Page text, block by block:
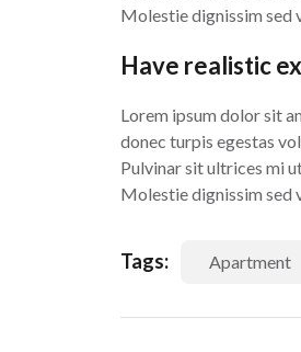
Molestie dignissim sed
Have realistic
Lorem ipsum dolor sit
donec turpis egestas
Pulvinar sit ultrices mi
Molestie dignissim sed
Tags: Apartment